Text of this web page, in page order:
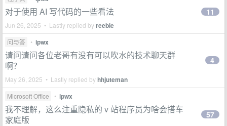
对于使用 AI 写代码的一些看法
Jun 26, 2025 • Lastly replied byreeble
11
问与答 • ipwx
请问请问各位老哥有没有可以吹水的技术聊天群
啊？
May 26, 2025 • Lastly replied byhhjuteman
4
Microsoft Office • ipwx
我不理解，这么注重隐私的 v 站程序员为啥会搭车
家庭版
57